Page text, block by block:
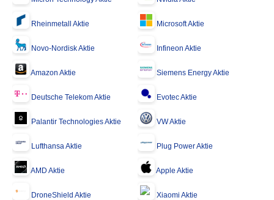
Rheinmetall Aktie Microsoft Aktie
Novo-Nordisk Aktie Infineon Aktie
Amazon Aktie Siemens Energy Aktie
Deutsche Telekom Aktie Evotec Aktie
Palantir Technologies Aktie VW Aktie
Lufthansa Aktie Plug Power Aktie
AMD Aktie Apple Aktie
DroneShield Aktie Xiaomi Aktie